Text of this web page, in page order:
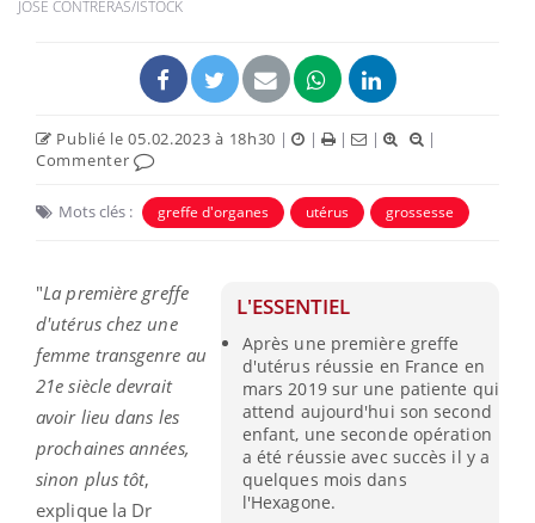
JOSE CONTRERAS/ISTOCK
Publié le 05.02.2023 à 18h30 | | | |
|
Commenter
Mots clés : greffe d'organes utérus grossesse
L'ESSENTIEL
Après une première greffe
d'utérus réussie en France en
mars 2019 sur une patiente qui
attend aujourd'hui son second
enfant, une seconde opération
a été réussie avec succès il y a
quelques mois dans
l'Hexagone.
"La première greffe
d'utérus chez une
femme transgenre au
21e siècle devrait
avoir lieu dans les
prochaines années,
sinon plus tôt,
explique la Dr